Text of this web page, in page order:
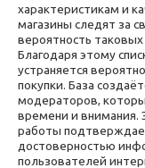
характеристикам и
магазины следят за
вероятность
Благодаря этому
устраняется
покупки. База
модераторов,
времени и внимания.
работы
достоверностью
пользователей